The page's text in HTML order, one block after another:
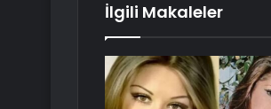
İlgili Makaleler